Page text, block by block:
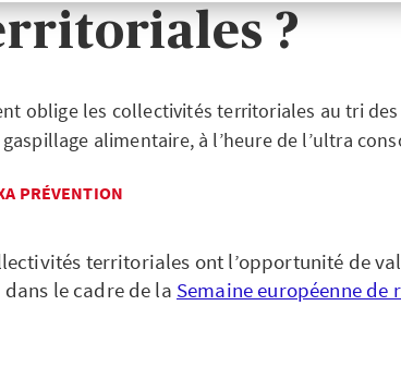
?
oblige les collectivités territoriales au tri
alimentaire, à l’heure de l’ultra
PRÉVENTION
territoriales ont l’opportunité de
dans le cadre de la Semaine européenne de